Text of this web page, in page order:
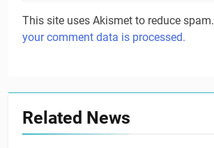
This site uses Akismet to reduce spam.
your comment data is processed.
Related News